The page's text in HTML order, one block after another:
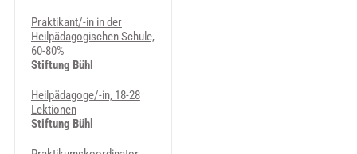
Praktikant/-in in der
Heilpädagogischen Schule,
60-80%
Stiftung Bühl
Heilpädagoge/-in, 18-28
Lektionen
Stiftung Bühl